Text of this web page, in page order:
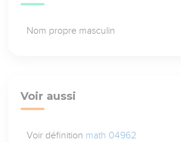
Nom propre masculin
Voir aussi
Voir définition math 04962